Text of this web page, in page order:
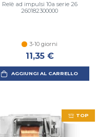
Relè ad impulsi 10a serie 26
260182300000
3-10 giorni
11,35 €
AGGIUNGI AL CARRELLO
TOP